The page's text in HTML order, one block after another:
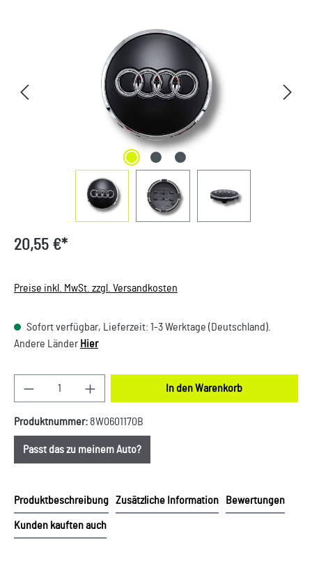
20,55 €*
Preise inkl. MwSt. zzgl. Versandkosten
Sofort verfügbar, Lieferzeit: 1-3 Werktage (Deutschland).
Andere Länder Hier
Produkt Anzahl: Gib den gewünschten Wert ein
In den Warenkorb
Produktnummer: 8W0601170B
Passt das zu meinem Auto?
Produktbeschreibung Zusätzliche Information Bewertungen
Kunden kauften auch